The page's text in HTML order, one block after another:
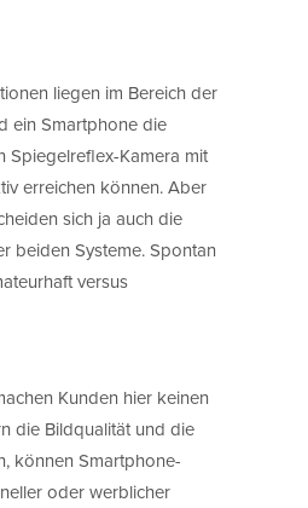
liegen im Bereich der
ein Smartphone die
Spiegelreflex-Kamera mit
erreichen können. Aber
sich ja auch die
beiden Systeme. Spontan
versus
Kunden hier keinen
die Bildqualität und die
können Smartphone-
oder werblicher